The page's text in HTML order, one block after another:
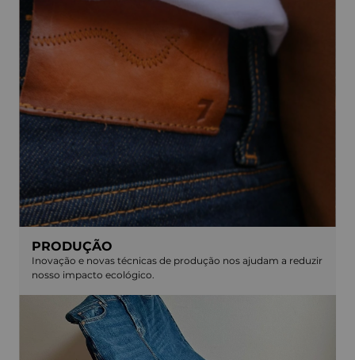
PRODUÇÃO
Inovação e novas técnicas de produção nos ajudam a reduzir
nosso impacto ecológico.